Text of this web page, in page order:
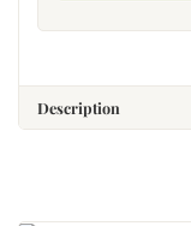
Description